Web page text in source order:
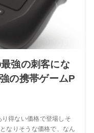
強の刺客にな
の携帯ゲームP
得ない価格で登場しそ
なりそうな価格で、なん